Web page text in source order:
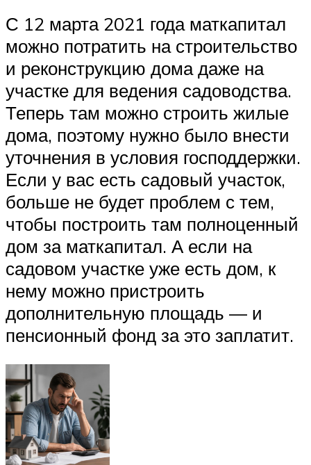
С 12 марта 2021 года маткапитал
можно потратить на строительство
и реконструкцию дома даже на
участке для ведения садоводства.
Теперь там можно строить жилые
дома, поэтому нужно было внести
уточнения в условия господдержки.
Если у вас есть садовый участок,
больше не будет проблем с тем,
чтобы построить там полноценный
дом за маткапитал. А если на
садовом участке уже есть дом, к
нему можно пристроить
дополнительную площадь — и
пенсионный фонд за это заплатит.